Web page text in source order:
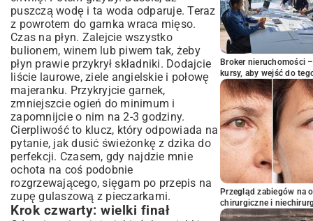
puszczą wodę i ta woda odparuje. Teraz
z powrotem do garnka wraca mięso.
Czas na płyn. Zalejcie wszystko
bulionem, winem lub piwem tak, żeby
płyn prawie przykrył składniki. Dodajcie
liście laurowe, ziele angielskie i połowę
majeranku. Przykryjcie garnek,
zmniejszcie ogień do minimum i
zapomnijcie o nim na 2-3 godziny.
Cierpliwość to klucz, który odpowiada na
pytanie, jak dusić świeżonkę z dzika do
perfekcji. Czasem, gdy najdzie mnie
ochota na coś podobnie
rozgrzewającego, sięgam po przepis na
zupę gulaszową z pieczarkami.
Krok czwarty: wielki finał
Broker nieruchomości
kursy, aby wejść do
Przegląd zabiegów na
chirurgiczne i